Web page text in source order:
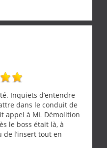
Inquiets d’entendre
dans le conduit de
appel à ML Démolition
le boss était là, à
de l’insert tout en